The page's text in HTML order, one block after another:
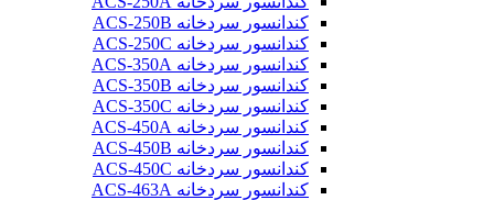
کندانسور سردخانه ACS-250B
کندانسور سردخانه ACS-250C
کندانسور سردخانه ACS-350A
کندانسور سردخانه ACS-350B
کندانسور سردخانه ACS-350C
کندانسور سردخانه ACS-450A
کندانسور سردخانه ACS-450B
کندانسور سردخانه ACS-450C
کندانسور سردخانه ACS-463A